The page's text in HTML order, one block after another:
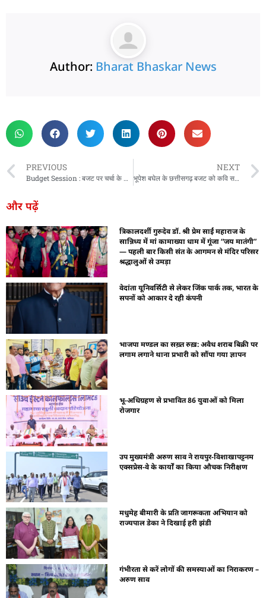
Author: Bharat Bhaskar News
PREVIOUS
Budget Session : बजट पर चर्चा के दौरान वित्त मंत्री अनुपस्थित, नाराज विपक्ष ने किया वॉकआउट
NEXT
भूपेश बघेल के छत्तीसगढ़ बजट को कवि सम्मेलन बताए जाने पर भाजपा को आपत्ति
और पढ़ें
त्रिकालदर्शी गुरुदेव डॉ. श्री प्रेम साईं महाराज के
सान्निध्य में मां कामाख्या धाम में गूंजा “जय मातंगी”
— पहली बार किसी संत के आगमन से मंदिर परिसर
श्रद्धालुओं से उमड़ा
वेदांता यूनिवर्सिटी से लेकर जिंक पार्क तक, भारत के
सपनों को आकार दे रही कंपनी
भाजपा मण्डल का सख़्त रुख़: अवैध शराब बिक्री पर
लगाम लगाने थाना प्रभारी को सौंपा गया ज्ञापन
भू-अधिग्रहण से प्रभावित 86 युवाओं को मिला
रोजगार
उप मुख्यमंत्री अरुण साव ने रायपुर-विशाखापट्टनम
एक्सप्रेस-वे के कार्यों का किया औचक निरीक्षण
मधुमेह बीमारी के प्रति जागरूकता अभियान को
राज्यपाल डेका ने दिखाई हरी झंडी
गंभीरता से करें लोगों की समस्याओं का निराकरण –
अरुण साव